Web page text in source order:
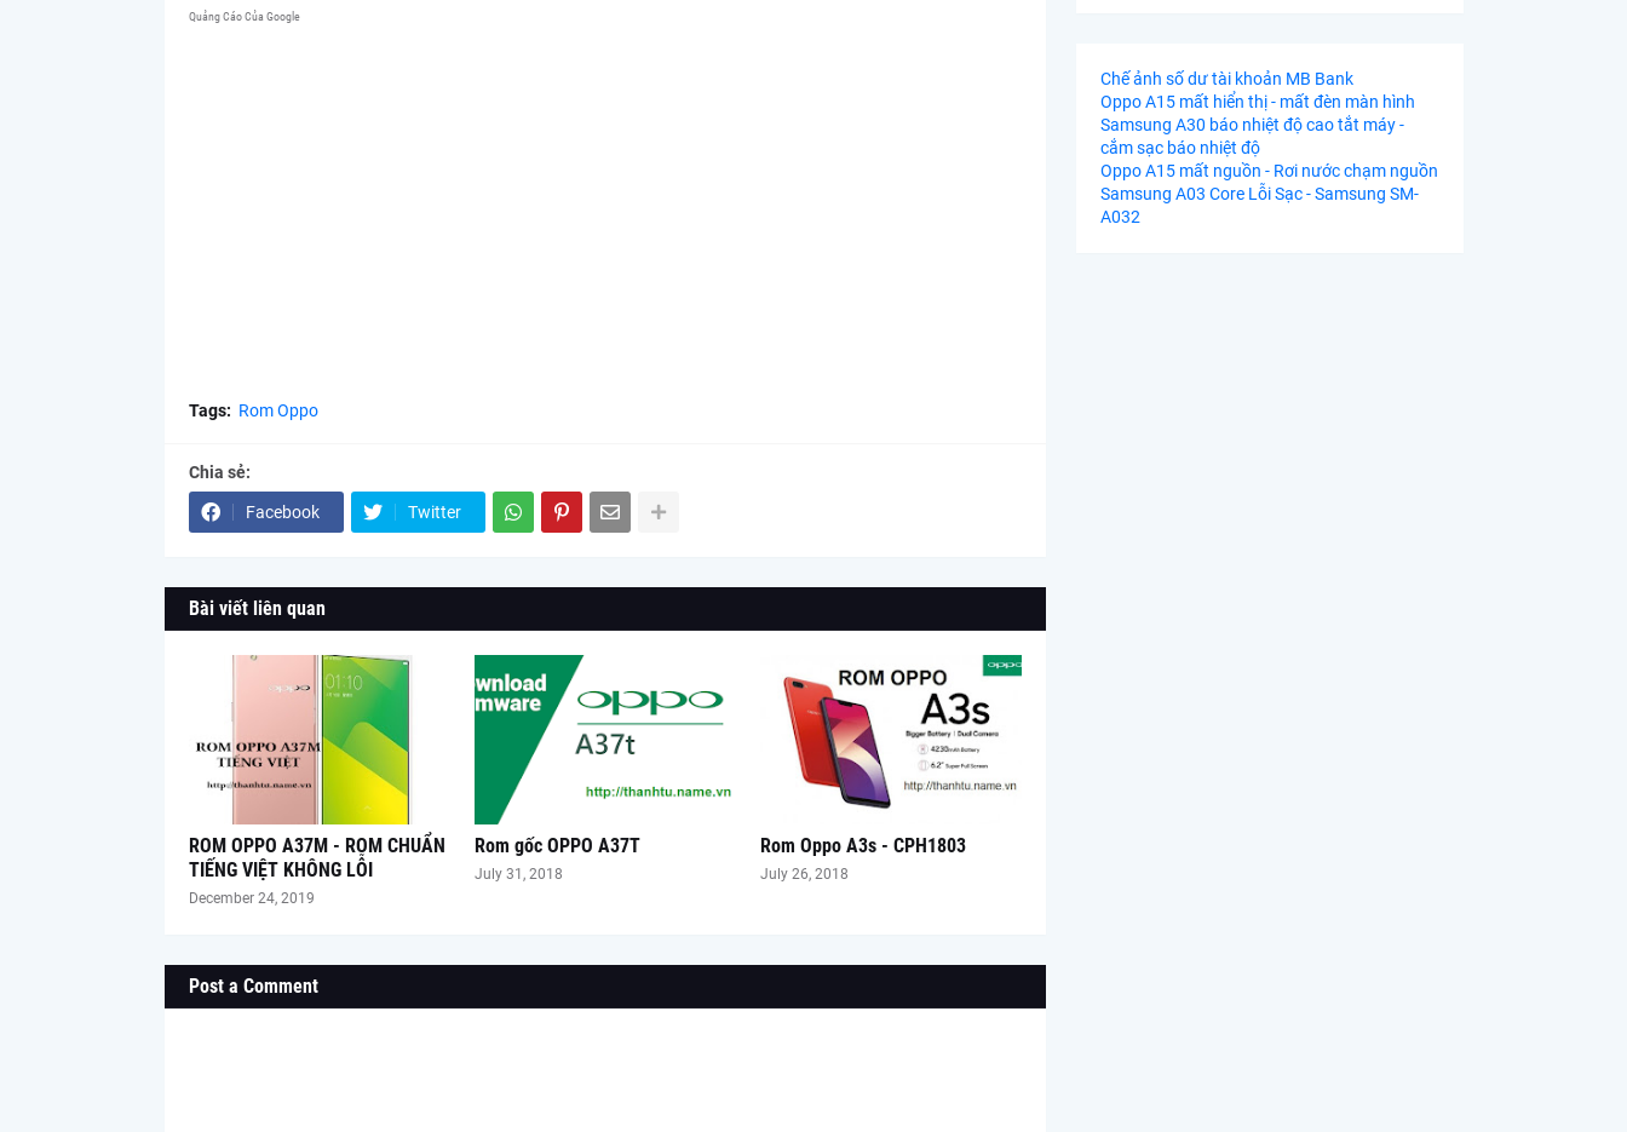
Quảng Cáo Của Google
Tags: Rom Oppo
Chia sẻ:
Facebook Twitter
Bài viết liên quan
ROM OPPO A37M - ROM CHUẨN
TIẾNG VIỆT KHÔNG LỖI
December 24, 2019
Rom gốc OPPO A37T
July 31, 2018
Rom Oppo A3s - CPH1803
July 26, 2018
Post a Comment
Chế ảnh số dư tài khoản MB Bank
Oppo A15 mất hiển thị - mất đèn màn hình
Samsung A30 báo nhiệt độ cao tắt máy -
cắm sạc báo nhiệt độ
Oppo A15 mất nguồn - Rơi nước chạm nguồn
Samsung A03 Core Lỗi Sạc - Samsung SM-
A032